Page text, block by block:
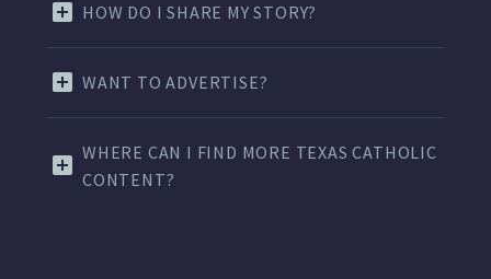
HOW DO I SHARE MY STORY?
WANT TO ADVERTISE?
WHERE CAN I FIND MORE TEXAS CATHOLIC
CONTENT?